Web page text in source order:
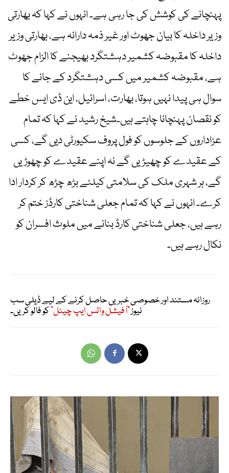
پہنچانے کی کوشش کی جا رہی ہے۔ انہوں نے کہا کہ بھارتی
وزیر داخلہ کا بیان جھوٹ اور غیر ذمہ دارانہ ہے، بھارتی وزیر
داخلہ کا مقبوضہ کشمیر دہشتگرد بھیجنے کا الزام جھوٹ
ہے، مقبوضہ کشمیر میں کسی دہشتگرد کے جانے کا
سوال ہی پیدا نہیں ہوتا، بھارت، اسرائیل، این ڈی ایس خطے
کو نقصان پہنچانا چاہتے ہیں۔شیخ رشید نے کہا کہ تمام
عزاداروں کے جلوسوں کو فول پروف سکیورٹی دیں گے، کسی
کے عقیدے کو چھیڑیں گے نہ اپنے عقیدے کو چھوڑیں
گے، ہر شہری ملک کی سلامتی کیلئے بڑھ چڑھ کر کردار ادا
کرے۔ انہوں نے کہا کہ تمام جعلی شناختی کارڈز ختم کر
رہے ہیں، جعلی شناختی کارڈ بنانے میں ملوث افسران کو
نکال رہے ہیں۔
روزانہ مستند اور خصوصی خبریں حاصل کرنے کے لیے ڈیلی سب
نیوز"آفیشل واٹس ایپ چینل"کو فالو کریں۔